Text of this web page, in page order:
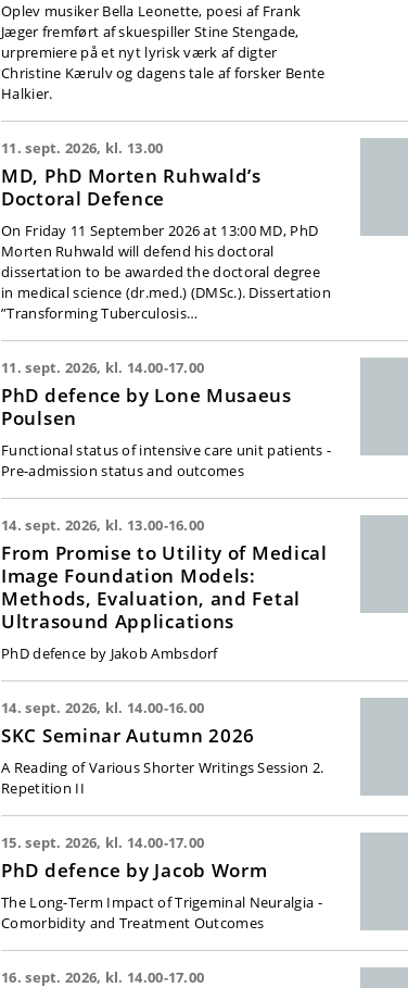
Oplev musiker Bella Leonette, poesi af Frank
Jæger fremført af skuespiller Stine Stengade,
urpremiere på et nyt lyrisk værk af digter
Christine Kærulv og dagens tale af forsker Bente
Halkier.
11. sept. 2026, kl. 13.00
MD, PhD Morten Ruhwald’s
Doctoral Defence
On Friday 11 September 2026 at 13:00 MD, PhD
Morten Ruhwald will defend his doctoral
dissertation to be awarded the doctoral degree
in medical science (dr.med.) (DMSc.). Dissertation
”Transforming Tuberculosis…
11. sept. 2026, kl. 14.00-17.00
PhD defence by Lone Musaeus
Poulsen
Functional status of intensive care unit patients -
Pre-admission status and outcomes
14. sept. 2026, kl. 13.00-16.00
From Promise to Utility of Medical
Image Foundation Models:
Methods, Evaluation, and Fetal
Ultrasound Applications
PhD defence by Jakob Ambsdorf
14. sept. 2026, kl. 14.00-16.00
SKC Seminar Autumn 2026
A Reading of Various Shorter Writings Session 2.
Repetition II
15. sept. 2026, kl. 14.00-17.00
PhD defence by Jacob Worm
The Long-Term Impact of Trigeminal Neuralgia -
Comorbidity and Treatment Outcomes
16. sept. 2026, kl. 14.00-17.00